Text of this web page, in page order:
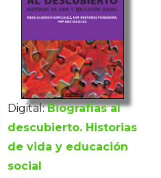
Digital: Biografías al
descubierto. Historias
de vida y educación
social